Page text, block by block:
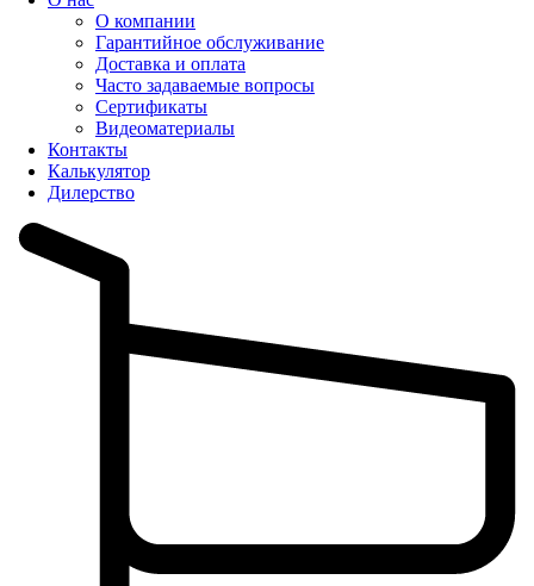
О компании
Гарантийное обслуживание
Доставка и оплата
Часто задаваемые вопросы
Сертификаты
Видеоматериалы
Контакты
Калькулятор
Дилерство